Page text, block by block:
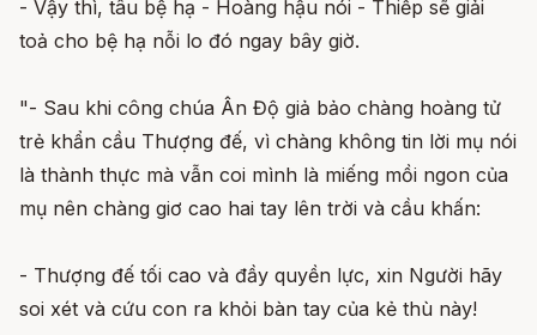
- Vậy thì, tâu bệ hạ - Hoàng hậu nói - Thiếp sẽ giải
toả cho bệ hạ nỗi lo đó ngay bây giờ.
"- Sau khi công chúa Ân Độ giả bảo chàng hoàng tử
trẻ khẩn cầu Thượng đế, vì chàng không tin lời mụ nói
là thành thực mà vẫn coi mình là miếng mồi ngon của
mụ nên chàng giơ cao hai tay lên trời và cầu khấn:
- Thượng đế tối cao và đầy quyền lực, xin Người hãy
soi xét và cứu con ra khỏi bàn tay của kẻ thù này!